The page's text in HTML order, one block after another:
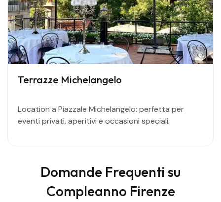
Terrazze Michelangelo
Location a Piazzale Michelangelo: perfetta per
eventi privati, aperitivi e occasioni speciali.
Domande Frequenti su
Compleanno Firenze